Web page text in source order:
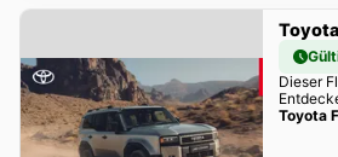
Dieser
Toyota